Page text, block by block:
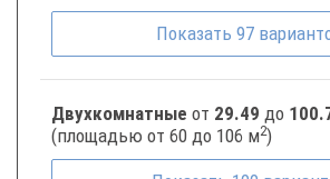
Показать 97
Двухкомнатные от 29.49 до
(площадью от 60 до 106 м2)